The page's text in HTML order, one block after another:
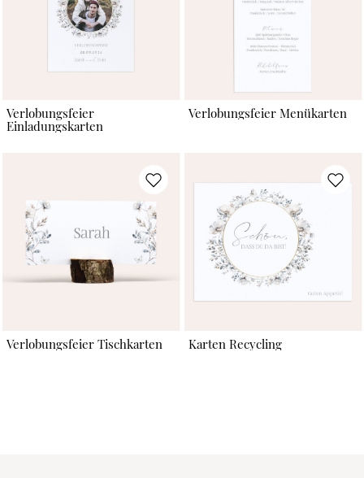
Verlobungsfeier
Einladungskarten
Verlobungsfeier Menükarten
Verlobungsfeier Tischkarten Karten Recycling